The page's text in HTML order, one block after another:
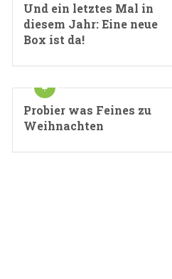
Und ein letztes Mal in
diesem Jahr: Eine neue
Box ist da!
Probier was Feines zu
Weihnachten